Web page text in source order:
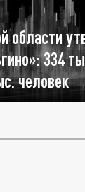
области
334
человек